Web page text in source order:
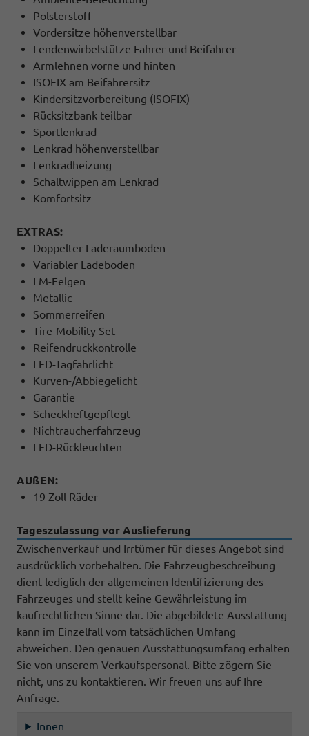
Polsterstoff
Vordersitze höhenverstellbar
Lendenwirbelstütze Fahrer und Beifahrer
Armlehnen vorne und hinten
ISOFIX am Beifahrersitz
Kindersitzvorbereitung (ISOFIX)
Rücksitzbank teilbar
Sportlenkrad
Lenkrad höhenverstellbar
Lenkradheizung
Schaltwippen am Lenkrad
Komfortsitz
EXTRAS:
Doppelter Laderaumboden
Variabler Ladeboden
LM-Felgen
Metallic
Sommerreifen
Tire-Mobility Set
Reifendruckkontrolle
LED-Tagfahrlicht
Kurven-/Abbiegelicht
Garantie
Scheckheftgepflegt
Nichtraucherfahrzeug
LED-Rückleuchten
AUßEN:
19 Zoll Räder
Tageszulassung vor Auslieferung
Zwischenverkauf und Irrtümer für dieses Angebot sind
ausdrücklich vorbehalten. Die Fahrzeugbeschreibung
dient lediglich der allgemeinen Identifizierung des
Fahrzeuges und stellt keine Gewährleistung im
kaufrechtlichen Sinne dar. Die abgebildete Ausstattung
kann im Einzelfall vom tatsächlichen Umfang
abweichen. Den genauen Ausstattungsumfang erhalten
Sie von unserem Verkaufspersonal. Bitte zögern Sie
nicht, uns zu kontaktieren. Wir freuen uns auf Ihre
Anfrage.
Innen